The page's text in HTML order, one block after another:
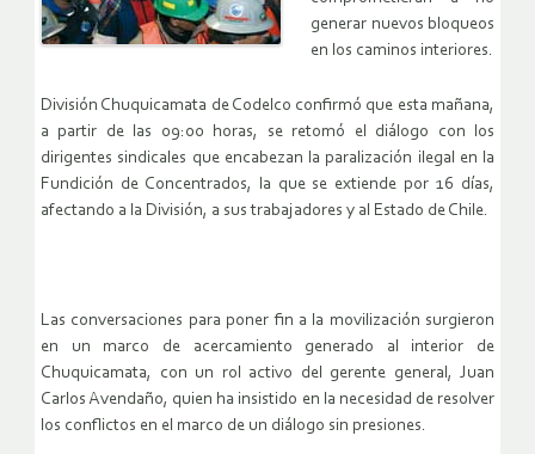
generar nuevos bloqueos
en los caminos interiores.
División Chuquicamata de Codelco confirmó que esta mañana,
a partir de las 09:00 horas, se retomó el diálogo con los
dirigentes sindicales que encabezan la paralización ilegal en la
Fundición de Concentrados, la que se extiende por 16 días,
afectando a la División, a sus trabajadores y al Estado de Chile.
Las conversaciones para poner fin a la movilización surgieron
en un marco de acercamiento generado al interior de
Chuquicamata, con un rol activo del gerente general, Juan
Carlos Avendaño, quien ha insistido en la necesidad de resolver
los conflictos en el marco de un diálogo sin presiones.